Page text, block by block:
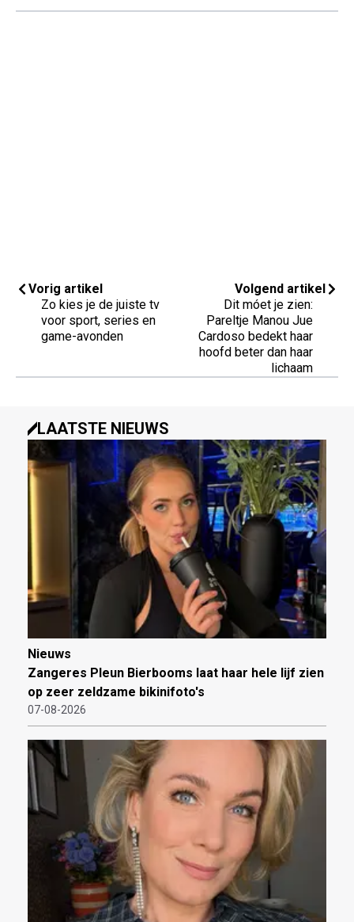
Vorig artikel
Zo kies je de juiste tv
voor sport, series en
game-avonden
Volgend artikel
Dit móet je zien:
Pareltje Manou Jue
Cardoso bedekt haar
hoofd beter dan haar
lichaam
LAATSTE NIEUWS
Nieuws
Zangeres Pleun Bierbooms laat haar hele lijf zien
op zeer zeldzame bikinifoto's
07-08-2026